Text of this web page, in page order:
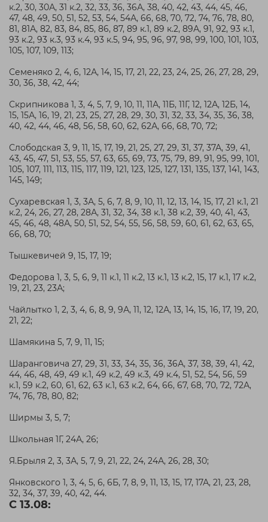
к.2, 30, 30А, 31 к.2, 32, 33, 36, 36А, 38, 40, 42, 43, 44, 45, 46,
47, 48, 49, 50, 51, 52, 53, 54, 54А, 66, 68, 70, 72, 74, 76, 78, 80,
81, 81А, 82, 83, 84, 85, 86, 87, 89 к.1, 89 к.2, 89А, 91, 92, 93 к.1,
93 к.2, 93 к.3, 93 к.4, 93 к.5, 94, 95, 96, 97, 98, 99, 100, 101, 103,
105, 107, 109, 113;
Семеняко 2, 4, 6, 12А, 14, 15, 17, 21, 22, 23, 24, 25, 26, 27, 28, 29,
30, 36, 38, 42, 44;
Скрипникова 1, 3, 4, 5, 7, 9, 10, 11, 11А, 11Б, 11Г, 12, 12А, 12Б, 14,
15, 15А, 16, 19, 21, 23, 25, 27, 28, 29, 30, 31, 32, 33, 34, 35, 36, 38,
40, 42, 44, 46, 48, 56, 58, 60, 62, 62А, 66, 68, 70, 72;
Слободская 3, 9, 11, 15, 17, 19, 21, 25, 27, 29, 31, 37, 37А, 39, 41,
43, 45, 47, 51, 53, 55, 57, 63, 65, 69, 73, 75, 79, 89, 91, 95, 99, 101,
105, 107, 111, 113, 115, 117, 119, 121, 123, 125, 127, 131, 135, 137, 141, 143,
145, 149;
Сухаревская 1, 3, 3А, 5, 6, 7, 8, 9, 10, 11, 12, 13, 14, 15, 17, 21 к.1, 21
к.2, 24, 26, 27, 28, 28А, 31, 32, 34, 38 к.1, 38 к.2, 39, 40, 41, 43,
45, 46, 48, 48А, 50, 51, 52, 54, 55, 56, 58, 59, 60, 61, 62, 63, 65,
66, 68, 70;
Тышкевичей 9, 15, 17, 19;
Федорова 1, 3, 5, 6, 9, 11 к.1, 11 к.2, 13 к.1, 13 к.2, 15, 17 к.1, 17 к.2,
19, 21, 23, 23А;
Чайлытко 1, 2, 3, 4, 6, 8, 9, 9А, 11, 12, 12А, 13, 14, 15, 16, 17, 19, 20,
21, 22;
Шамякина 5, 7, 9, 11, 15;
Шаранговича 27, 29, 31, 33, 34, 35, 36, 36А, 37, 38, 39, 41, 42,
44, 46, 48, 49, 49 к.1, 49 к.2, 49 к.3, 49 к.4, 51, 52, 54, 56, 59
к.1, 59 к.2, 60, 61, 62, 63 к.1, 63 к.2, 64, 66, 67, 68, 70, 72, 72А,
74, 76, 78, 80, 82;
Ширмы 3, 5, 7;
Школьная 1Г, 24А, 26;
Я.Брыля 2, 3, 3А, 5, 7, 9, 21, 22, 24, 24А, 26, 28, 30;
Янковского 1, 3, 4, 5, 6, 6Б, 7, 8, 9, 11, 13, 15, 17, 17А, 21, 23, 28,
32, 34, 37, 39, 40, 42, 44.
С 13.08: